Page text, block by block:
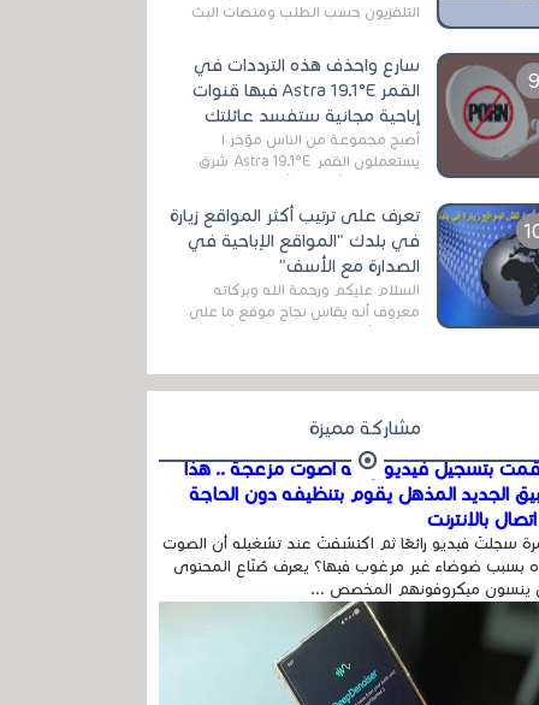
التلفزيون حسب الطلب ومنصات البث
سارع واحذف هذه الترددات في
القمر Astra 19.1°E فبها قنوات
إباحية مجانية ستفسد عائلتك
أصبح مجموعة من الناس مؤخر ا
يستعملون القمر Astra 19.1°E شرق
قنوات مميزة جدا تنقل العديد من البرامج
اله...
تعرف على ترتيب أكثر المواقع زيارة
في بلدك "المواقع الإباحية في
الصدارة مع الأسف"
السلام عليكم ورحمة الله وبركاته
معروف أنه يقاس نجاح موقع ما على
في...
مشاركة مميزة
بتسجيل فيديو وفيه أصوت مزعجة .. هذا
الجديد المذهل يقوم بتنظيفه دون الحاجة
بالإنترنت
سجلتَ فيديو رائعًا ثم اكتشفتَ عند تشغيله أن الصوت
بسبب ضوضاء غير مرغوب فيها؟ يعرف صُنّاع المحتوى
ينسون ميكروفونهم المخصص ...